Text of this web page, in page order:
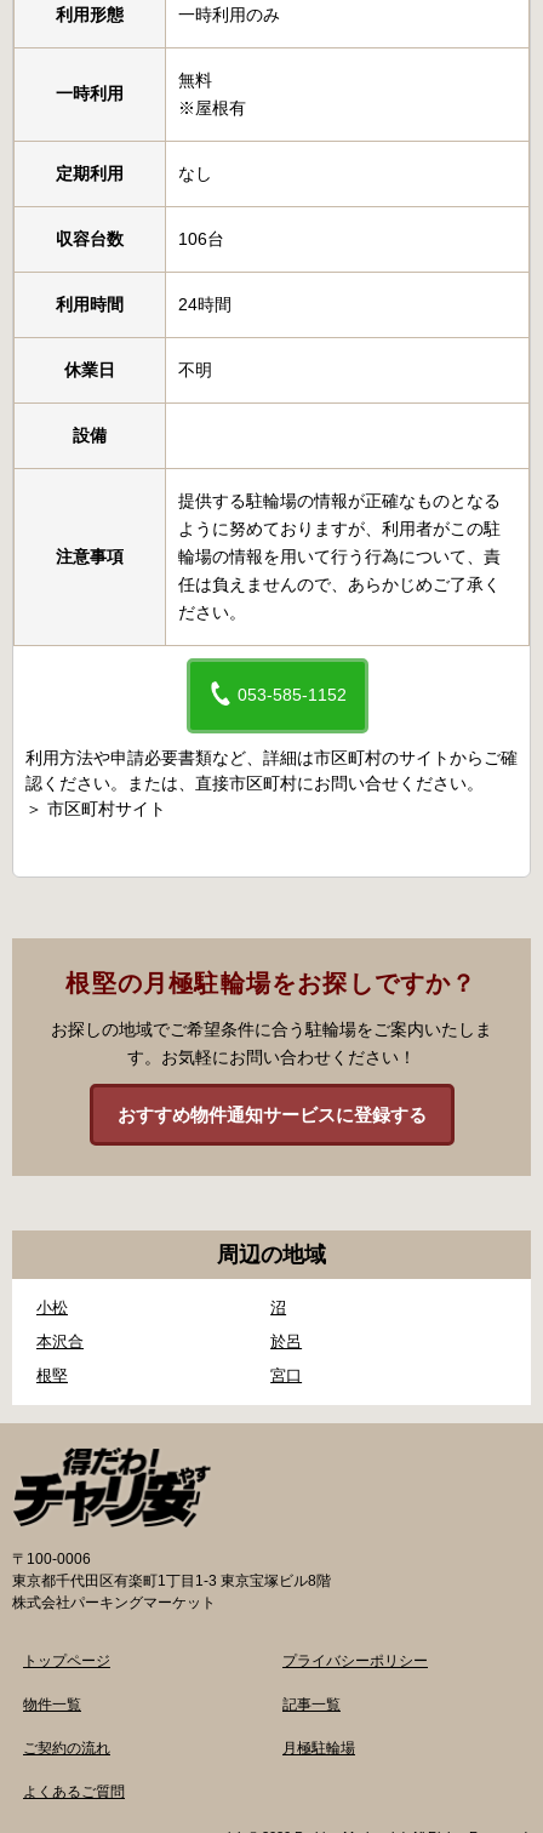
利用形態 一時利用のみ
一時利用
無料
※屋根有
定期利用 なし
収容台数 106台
利用時間 24時間
休業日 不明
設備
注意事項
提供する駐輪場の情報が正確なものとなる
ように努めておりますが、利用者がこの駐
輪場の情報を用いて行う行為について、責
任は負えませんので、あらかじめご了承く
ださい。
053-585-1152
利用方法や申請必要書類など、詳細は市区町村のサイトからご確
認ください。または、直接市区町村にお問い合せください。
＞ 市区町村サイト
根堅の月極駐輪場をお探しですか？
お探しの地域でご希望条件に合う駐輪場をご案内いたしま
す。お気軽にお問い合わせください！
おすすめ物件通知サービスに登録する
周辺の地域
小松
沼
本沢合
於呂
根堅
宮口
〒100-0006
東京都千代田区有楽町1丁目1-3 東京宝塚ビル8階
株式会社パーキングマーケット
トップページ
物件一覧
ご契約の流れ
よくあるご質問
プライバシーポリシー
記事一覧
月極駐輪場